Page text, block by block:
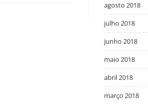
agosto 2018
julho 2018
junho 2018
maio 2018
abril 2018
março 2018